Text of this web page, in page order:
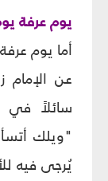
يوم عرفة
أما يوم
عن الإمام
سائلاً في
"ويلك
يُرجى فيه